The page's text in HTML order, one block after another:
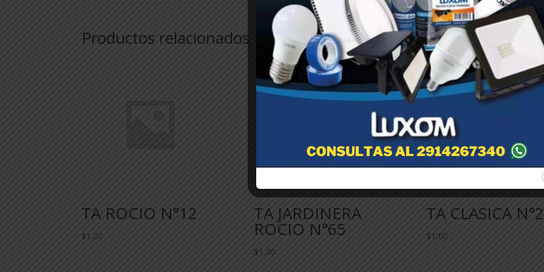
Productos relacionados
TA ROCIO N°12
$1,00
TA JARDINERA
ROCIO N°65
$1,00
TA CLASICA
$1,00